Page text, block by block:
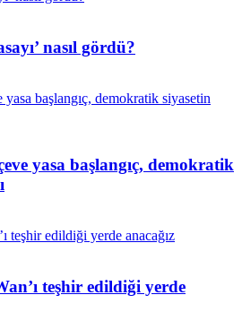
nasıl gördü?
yasa başlangıç, demokratik
teşhir edildiği yerde